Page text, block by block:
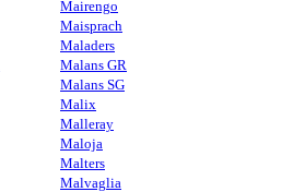
Mairengo
Maisprach
Maladers
Malans GR
Malans SG
Malix
Malleray
Maloja
Malters
Malvaglia